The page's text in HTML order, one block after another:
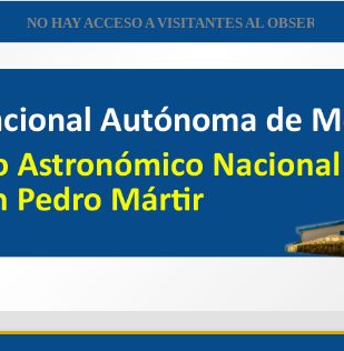
NO HAY ACCESO A VISITANTES AL